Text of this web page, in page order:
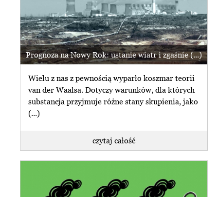
Prognoza na Nowy Rok: ustanie wiatr i zgaśnie (...)
Wielu z nas z pewnością wyparło koszmar teorii
van der Waalsa. Dotyczy warunków, dla których
substancja przyjmuje różne stany skupienia, jako
(...)
czytaj całość